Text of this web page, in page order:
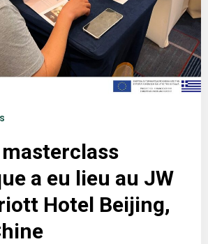
masterclass
a eu lieu au JW
Hotel Beijing,